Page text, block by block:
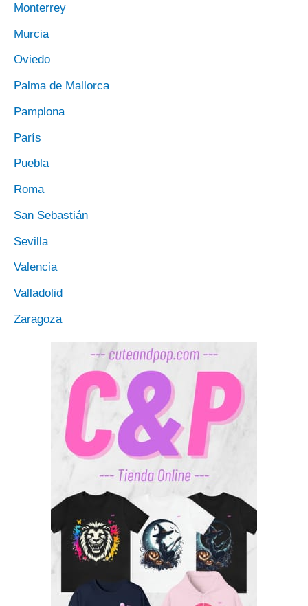
Monterrey
Murcia
Oviedo
Palma de Mallorca
Pamplona
París
Puebla
Roma
San Sebastián
Sevilla
Valencia
Valladolid
Zaragoza